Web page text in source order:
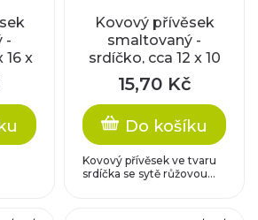
-
16 x
Kovový přívěsek
smaltovaný -
srdíčko, cca 12 x 10
mm
15,70 Kč
Do košíku
Kovový přívěsek ve tvaru
srdíčka se sytě růžovou...